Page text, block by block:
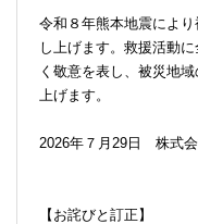
令和８年熊本地震によ
し上げます。救援活動
く敬意を表し、被災地
上げます。
2026年７月29日 株式
【お詫びと訂正】